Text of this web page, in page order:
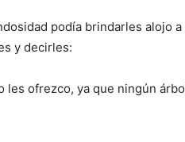
podía brindarles alojo a
y decirles:
les ofrezco, ya que ningún